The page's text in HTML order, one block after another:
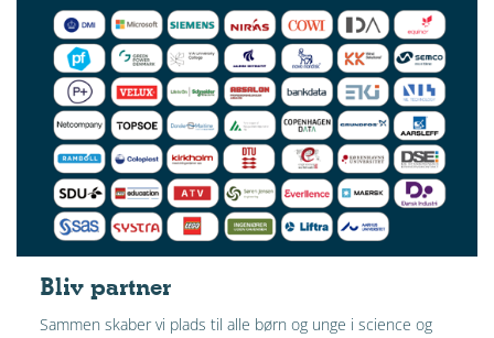
Bliv partner
Sammen skaber vi plads til alle børn og unge i science og